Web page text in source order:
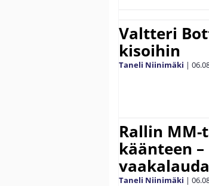
Valtteri
kisoihin
Taneli Niinimäki |
Rallin MM-
käänteen
Taneli Niinimäki |